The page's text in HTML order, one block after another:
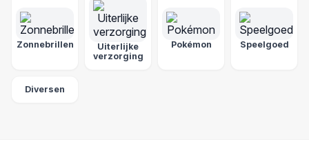
Zonnebrillen
Uiterlijke
verzorging
Pokémon Speelgoed
Diversen